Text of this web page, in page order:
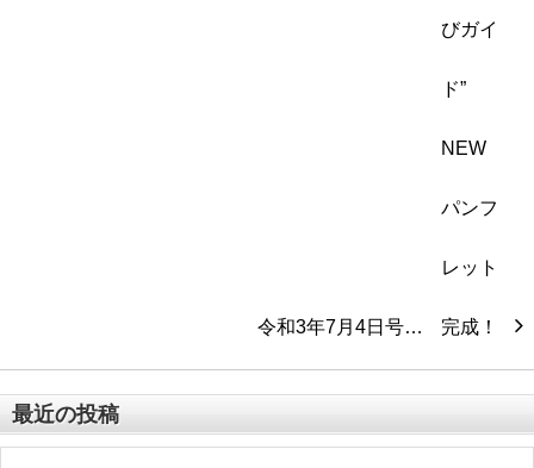
令和3年7月4日号…
最近の投稿